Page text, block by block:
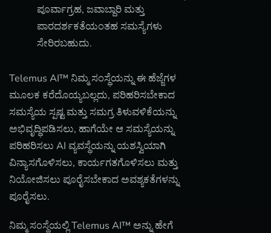
ಪೂರ್ವಾಗ್ರಹ, ಜವಾಬ್ದಾರಿ ಮತ್ತು
ಪಾರದರ್ಶಕತೆಯಂತಹ ಸಮಸ್ಯೆಗಳು
ಸೇರಿರಬಹುದು.
Telemus AI™ ನಿಮ್ಮ ಸಂಸ್ಥೆಯನ್ನು ಈ ಹೆಜ್ಜೆಗಳ
ಮೂಲಕ ಕರೆದೊಯ್ಯಬಲ್ಲದು, ಪರಿಹರಿಸಬೇಕಾದ
ಸಮಸ್ಯೆಯ ಸ್ಪಷ್ಟ ಮತ್ತು ಸಮಗ್ರ ತಿಳುವಳಿಕೆಯನ್ನು
ಅಭಿವೃದ್ಧಿಪಡಿಸಲು, ಹಾಗೆಯೇ ಆ ಸಮಸ್ಯೆಯನ್ನು
ಪರಿಹರಿಸಲು AI ವ್ಯವಸ್ಥೆಯನ್ನು ಯಶಸ್ವಿಯಾಗಿ
ವಿನ್ಯಾಸಗೊಳಿಸಲು, ಕಾರ್ಯಗತಗೊಳಿಸಲು ಮತ್ತು
ನಿಯೋಜಿಸಲು ಪೂರೈಸಬೇಕಾದ ಅವಶ್ಯಕತೆಗಳನ್ನು
ಪೂರೈಸಲು.
ನಿಮ್ಮ ಸಂಸ್ಥೆಯಲ್ಲಿ Telemus AI™ ಅನ್ನು ಹೇಗೆ